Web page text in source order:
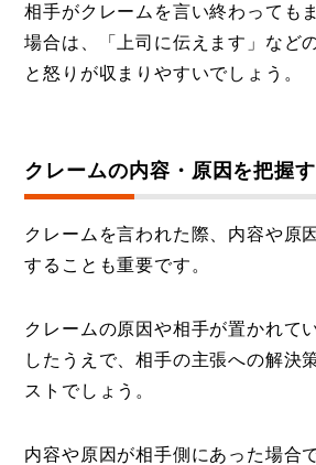
相手がクレームを言い終わっても
場合は、「上司に伝えます」など
と怒りが収まりやすいでしょう。
クレームの内容・原因を把握
クレームを言われた際、内容や原
することも重要です。
クレームの原因や相手が置かれて
したうえで、相手の主張への解決
ストでしょう。
内容や原因が相手側にあった場合